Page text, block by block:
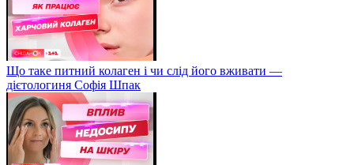
Що таке питний колаген і чи слід його вживати —
дієтологиня Софія Шпак